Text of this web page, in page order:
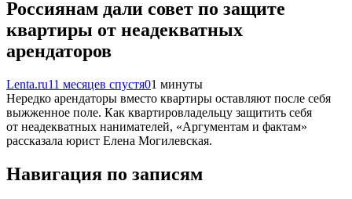
Россиянам дали совет по защите
квартиры от неадекватных
арендаторов
Lenta.ru11 месяцев спустя01 минуты
Нередко арендаторы вместо квартиры оставляют после себя
выжженное поле. Как квартировладельцу защитить себя
от неадекватных нанимателей, «Аргументам и фактам»
рассказала юрист Елена Могилевская.
Навигация по записям